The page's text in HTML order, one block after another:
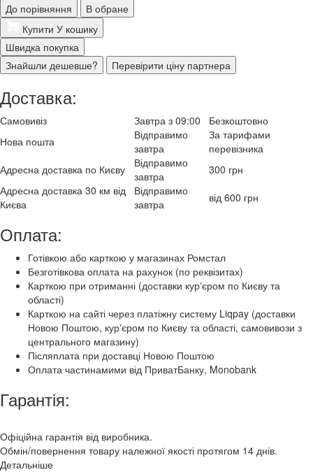
До порівняння
В обране
Купити У кошику
Швидка покупка
Знайшли дешевше?
Перевірити ціну партнера
Доставка:
Самовивіз Завтра з 09:00
Безкоштовно
Нова пошта
Відправимо
завтра
За тарифами
перевізника
Адресна доставка по Києву
Відправимо
завтра
300 грн
Адресна доставка 30 км від
Києва
Відправимо
завтра
від 600 грн
Оплата:
Готівкою або карткою у магазинах Ромстал
Безготівкова оплата на рахунок (по реквізитах)
Карткою при отриманні (доставки курʼєром по Києву та
області)
Карткою на сайті через платіжну систему Liqpay (доставки
Новою Поштою, курʼєром по Києву та області, самовивози з
центрального магазину)
Післяплата при доставці Новою Поштою
Оплата частинамими від ПриватБанку, Monobank
Гарантія:
Офіційна гарантія від виробника.
Обмін/повернення товару належної якості протягом 14 днів.
Детальніше